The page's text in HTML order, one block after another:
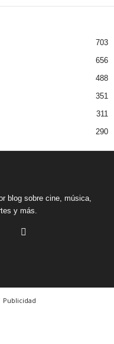
703
656
488
351
311
290
blog sobre cine, música,
y más.
Publicidad